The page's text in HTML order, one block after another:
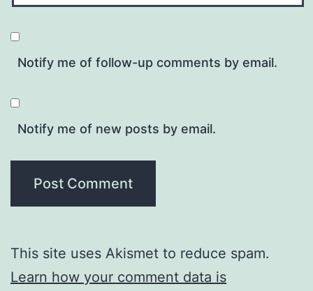
Notify me of follow-up comments by email.
Notify me of new posts by email.
This site uses Akismet to reduce spam.
Learn how your comment data is